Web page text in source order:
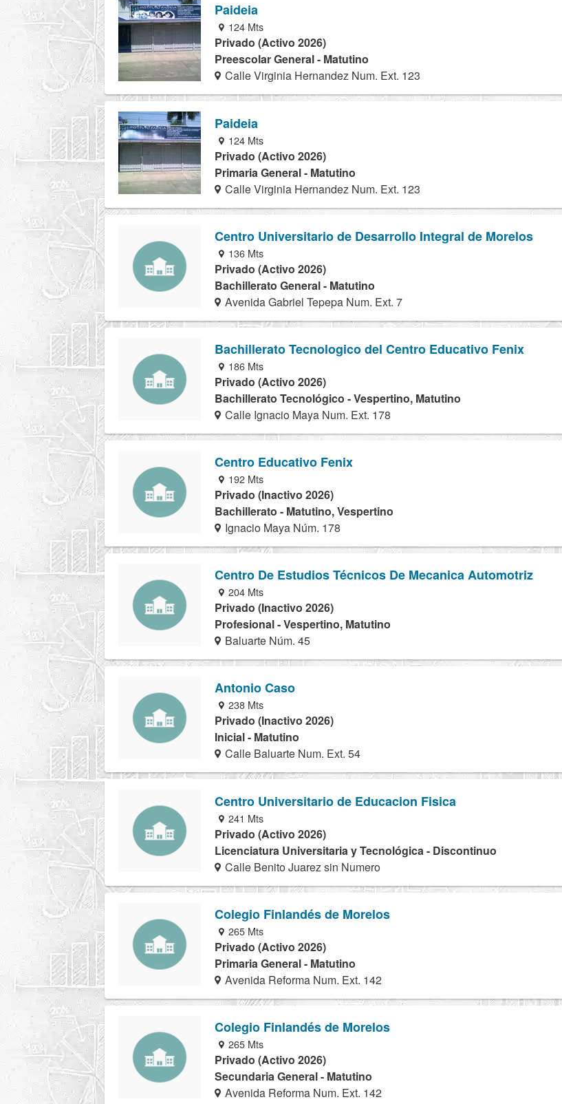
Paideia
124 Mts
Privado (Activo 2026)
Preescolar General - Matutino
Calle Virginia Hernandez Num. Ext. 123
Paideia
124 Mts
Privado (Activo 2026)
Primaria General - Matutino
Calle Virginia Hernandez Num. Ext. 123
Centro Universitario de Desarrollo Integral de Morelos
136 Mts
Privado (Activo 2026)
Bachillerato General - Matutino
Avenida Gabriel Tepepa Num. Ext. 7
Bachillerato Tecnologico del Centro Educativo Fenix
186 Mts
Privado (Activo 2026)
Bachillerato Tecnológico - Vespertino, Matutino
Calle Ignacio Maya Num. Ext. 178
Centro Educativo Fenix
192 Mts
Privado (Inactivo 2026)
Bachillerato - Matutino, Vespertino
Ignacio Maya Núm. 178
Centro De Estudios Técnicos De Mecanica Automotriz
204 Mts
Privado (Inactivo 2026)
Profesional - Vespertino, Matutino
Baluarte Núm. 45
Antonio Caso
238 Mts
Privado (Inactivo 2026)
Inicial - Matutino
Calle Baluarte Num. Ext. 54
Centro Universitario de Educacion Fisica
241 Mts
Privado (Activo 2026)
Licenciatura Universitaria y Tecnológica - Discontinuo
Calle Benito Juarez sin Numero
Colegio Finlandés de Morelos
265 Mts
Privado (Activo 2026)
Primaria General - Matutino
Avenida Reforma Num. Ext. 142
Colegio Finlandés de Morelos
265 Mts
Privado (Activo 2026)
Secundaria General - Matutino
Avenida Reforma Num. Ext. 142